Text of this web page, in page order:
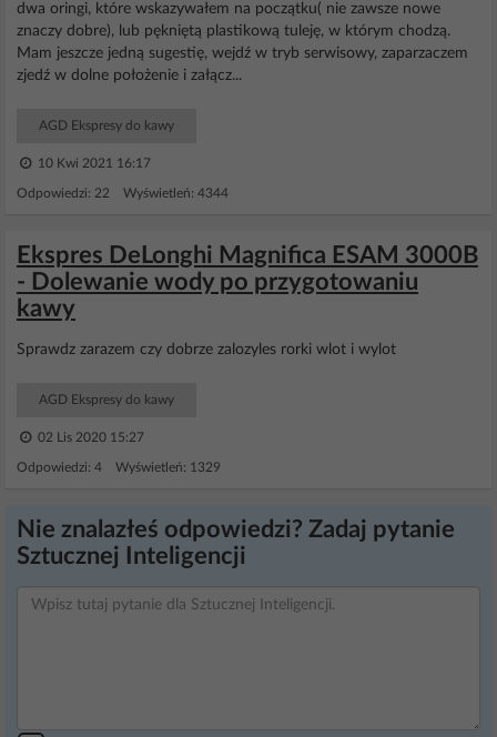
dwa oringi, które wskazywałem na początku( nie zawsze nowe
znaczy dobre), lub pękniętą plastikową tuleję, w którym chodzą.
Mam jeszcze jedną sugestię, wejdź w tryb serwisowy, zaparzaczem
zjedź w dolne położenie i załącz...
AGD Ekspresy do kawy
10 Kwi 2021 16:17
Odpowiedzi: 22 Wyświetleń: 4344
Ekspres DeLonghi Magnifica ESAM 3000B
- Dolewanie wody po przygotowaniu
kawy
Sprawdz zarazem czy dobrze zalozyles rorki wlot i wylot
AGD Ekspresy do kawy
02 Lis 2020 15:27
Odpowiedzi: 4 Wyświetleń: 1329
Nie znalazłeś odpowiedzi? Zadaj pytanie
Sztucznej Inteligencji